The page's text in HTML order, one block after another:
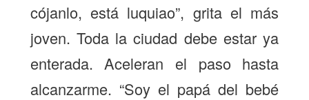
cójanlo, está luquiao”, grita el más
joven. Toda la ciudad debe estar ya
enterada. Aceleran el paso hasta
alcanzarme. “Soy el papá del bebé